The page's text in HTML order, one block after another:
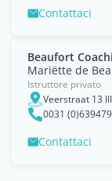
Contattaci
Beaufort
Mariëtte de
Istruttore privato
Veerstraat 13
0031
Contattaci